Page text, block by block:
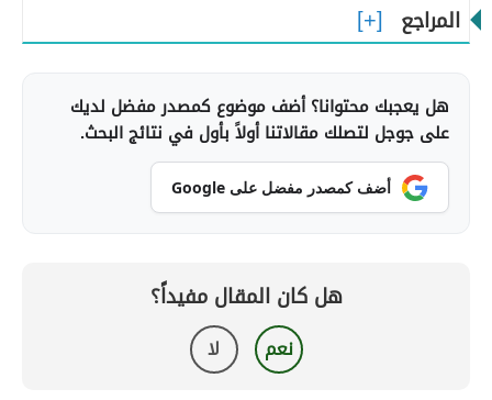
المراجع
هل يعجبك محتوانا؟ أضف موضوع كمصدر مفضل لديك
على جوجل لتصلك مقالاتنا أولاً بأول في نتائج البحث.
أضف كمصدر مفضل على Google
هل كان المقال مفيداً؟
نعم لا